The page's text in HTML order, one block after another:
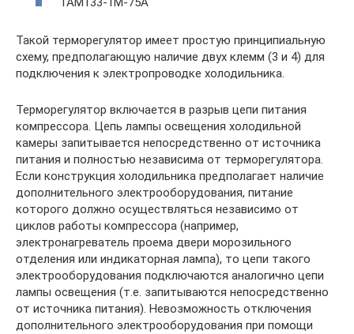
Такой терморегулятор имеет простую принципиальную
схему, предполагающую наличие двух клемм (3 и 4) для
подключения к электропроводке холодильника.
Терморегулятор включается в разрыв цепи питания
компрессора. Цепь лампы освещения холодильной
камеры запитывается непосредственно от источника
питания и полностью независима от терморегулятора.
Если конструкция холодильника предполагает наличие
дополнительного электрооборудования, питание
которого должно осуществляться независимо от
циклов работы компрессора (например,
электронагреватель проема двери морозильного
отделения или индикаторная лампа), то цепи такого
электрооборудования подключаются аналогично цепи
лампы освещения (т.е. запитываются непосредственно
от источника питания). Невозможность отключения
дополнительного электрооборудования при помощи